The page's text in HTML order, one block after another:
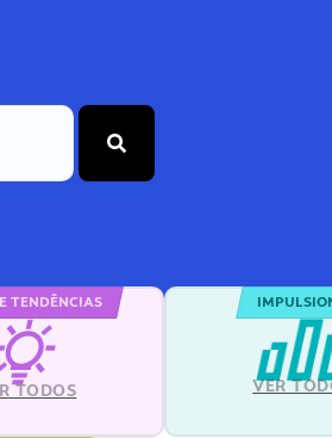
TENDÊNCIAS
TODOS VER